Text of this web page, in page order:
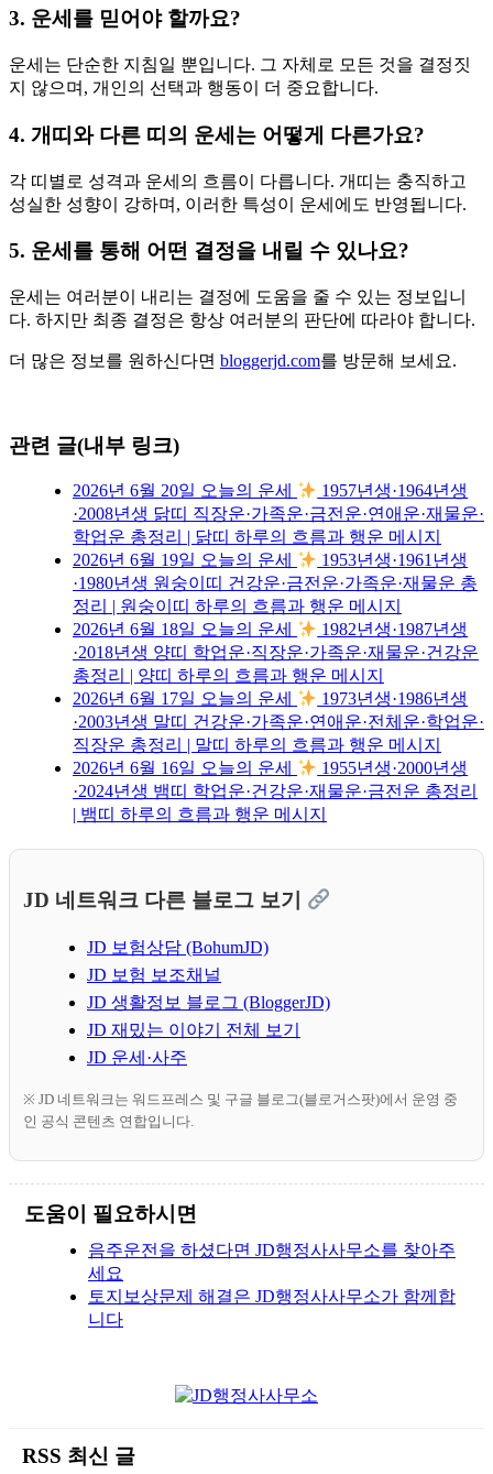
3. 운세를 믿어야 할까요?
운세는 단순한 지침일 뿐입니다. 그 자체로 모든 것을 결정짓
지 않으며, 개인의 선택과 행동이 더 중요합니다.
4. 개띠와 다른 띠의 운세는 어떻게 다른가요?
각 띠별로 성격과 운세의 흐름이 다릅니다. 개띠는 충직하고
성실한 성향이 강하며, 이러한 특성이 운세에도 반영됩니다.
5. 운세를 통해 어떤 결정을 내릴 수 있나요?
운세는 여러분이 내리는 결정에 도움을 줄 수 있는 정보입니
다. 하지만 최종 결정은 항상 여러분의 판단에 따라야 합니다.
더 많은 정보를 원하신다면 bloggerjd.com를 방문해 보세요.
관련 글(내부 링크)
2026년 6월 20일 오늘의 운세
1957년생·1964년생
·2008년생 닭띠 직장운·가족운·금전운·연애운·재물운·
학업운 총정리 | 닭띠 하루의 흐름과 행운 메시지
2026년 6월 19일 오늘의 운세
1953년생·1961년생
·1980년생 원숭이띠 건강운·금전운·가족운·재물운 총
정리 | 원숭이띠 하루의 흐름과 행운 메시지
2026년 6월 18일 오늘의 운세
1982년생·1987년생
·2018년생 양띠 학업운·직장운·가족운·재물운·건강운
총정리 | 양띠 하루의 흐름과 행운 메시지
2026년 6월 17일 오늘의 운세
1973년생·1986년생
·2003년생 말띠 건강운·가족운·연애운·전체운·학업운·
직장운 총정리 | 말띠 하루의 흐름과 행운 메시지
2026년 6월 16일 오늘의 운세
1955년생·2000년생
·2024년생 뱀띠 학업운·건강운·재물운·금전운 총정리
| 뱀띠 하루의 흐름과 행운 메시지
JD 네트워크 다른 블로그 보기
JD 보험상담 (BohumJD)
JD 보험 보조채널
JD 생활정보 블로그 (BloggerJD)
JD 재밌는 이야기 전체 보기
JD 운세·사주
※ JD 네트워크는 워드프레스 및 구글 블로그(블로거스팟)에서 운영 중
인 공식 콘텐츠 연합입니다.
도움이 필요하시면
음주운전을 하셨다면 JD행정사사무소를 찾아주
세요
토지보상문제 해결은 JD행정사사무소가 함께합
니다
RSS 최신 글